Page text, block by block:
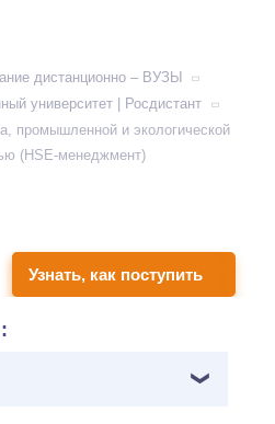
дистанционно – ВУЗЫ
университет | Росдистант
промышленной и экологической
(HSE-менеджмент)
Узнать, как поступить